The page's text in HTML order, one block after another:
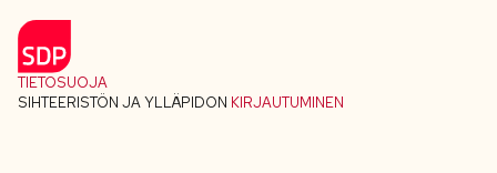
TIETOSUOJA
SIHTEERISTÖN JA YLLÄPIDON KIRJAUTUMINEN